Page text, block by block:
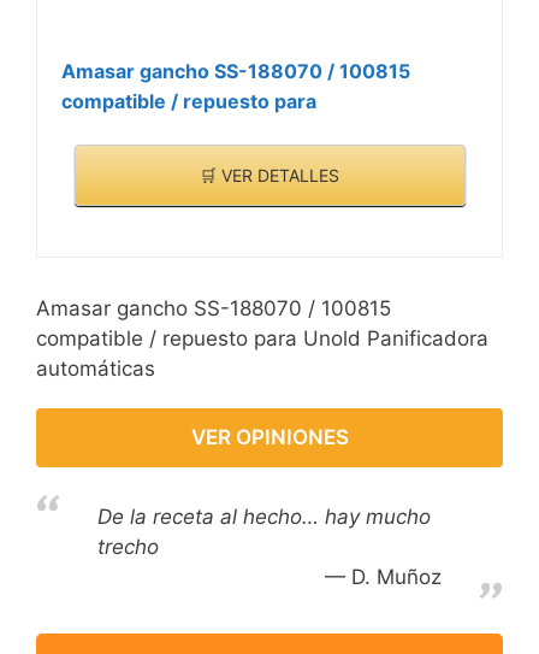
Amasar gancho SS-188070 / 100815
compatible / repuesto para
🛒 VER DETALLES
Amasar gancho SS-188070 / 100815
compatible / repuesto para Unold Panificadora
automáticas
VER OPINIONES
De la receta al hecho… hay mucho
trecho
D. Muñoz